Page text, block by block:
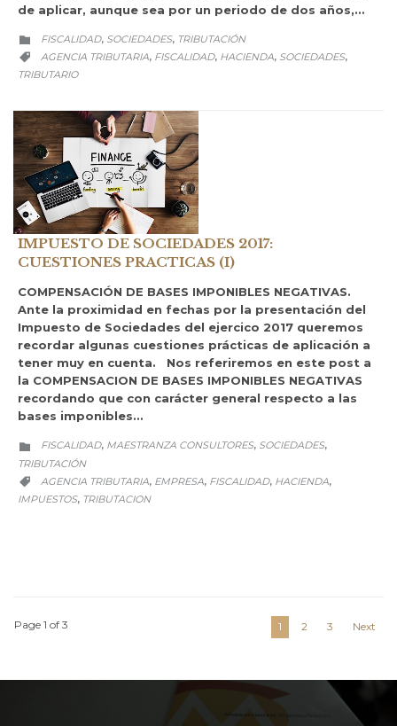
de aplicar, aunque sea por un periodo de dos años,…
 CATEGORY
FISCALIDAD, SOCIEDADES, TRIBUTACIÓN
 CATEGORY
AGENCIA TRIBUTARIA, FISCALIDAD, HACIENDA, SOCIEDADES,
TRIBUTARIO
IMPUESTO DE SOCIEDADES 2017:
CUESTIONES PRACTICAS (I)
COMPENSACIÓN DE BASES IMPONIBLES NEGATIVAS.
Ante la proximidad en fechas por la presentación del
Impuesto de Sociedades del ejercico 2017 queremos
recordar algunas cuestiones prácticas de aplicación a
tener muy en cuenta. Nos referiremos en este post a
la COMPENSACION DE BASES IMPONIBLES NEGATIVAS
recordando que con carácter general respecto a las
bases imponibles…
 CATEGORY
FISCALIDAD, MAESTRANZA CONSULTORES, SOCIEDADES,
TRIBUTACIÓN
 CATEGORY
AGENCIA TRIBUTARIA, EMPRESA, FISCALIDAD, HACIENDA,
IMPUESTOS, TRIBUTACION
Page 1 of 3 1 2 3 Next